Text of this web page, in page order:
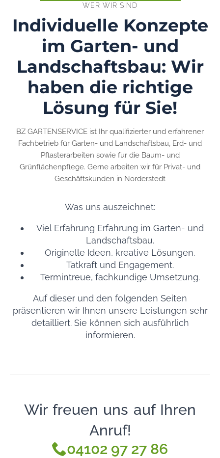
WER WIR SIND
Individuelle Konzepte
im Garten- und
Landschaftsbau: Wir
haben die richtige
Lösung für Sie!
BZ GARTENSERVICE ist Ihr qualifizierter und erfahrener
Fachbetrieb für Garten- und Landschaftsbau, Erd- und
Pflasterarbeiten sowie für die Baum- und
Grünflächenpflege. Gerne arbeiten wir für Privat- und
Geschäftskunden in Norderstedt
Was uns auszeichnet:
Viel Erfahrung Erfahrung im Garten- und
Landschaftsbau.
Originelle Ideen, kreative Lösungen.
Tatkraft und Engagement.
Termintreue, fachkundige Umsetzung.
Auf dieser und den folgenden Seiten
präsentieren wir Ihnen unsere Leistungen sehr
detailliert. Sie können sich ausführlich
informieren.
Wir freuen uns auf Ihren
Anruf!
04102 97 27 86